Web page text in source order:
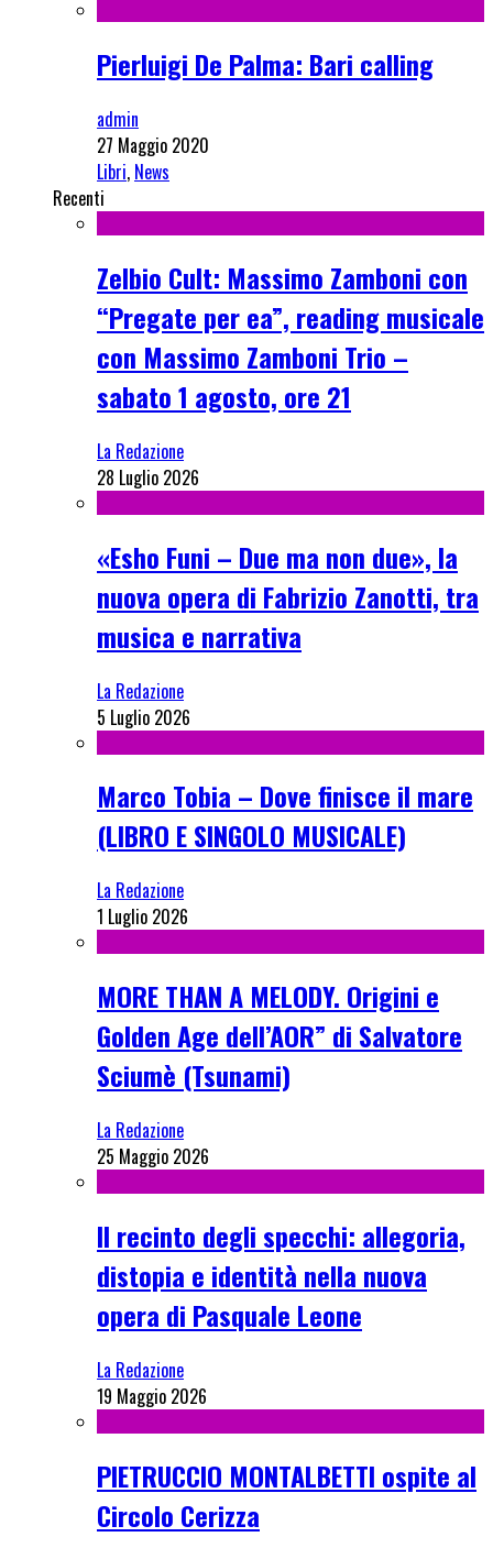
Pierluigi De Palma: Bari calling
admin
27 Maggio 2020
Libri, News
Recenti
Zelbio Cult: Massimo Zamboni con
“Pregate per ea”, reading musicale
con Massimo Zamboni Trio –
sabato 1 agosto, ore 21
La Redazione
28 Luglio 2026
«Esho Funi – Due ma non due», la
nuova opera di Fabrizio Zanotti, tra
musica e narrativa
La Redazione
5 Luglio 2026
Marco Tobia – Dove finisce il mare
(LIBRO E SINGOLO MUSICALE)
La Redazione
1 Luglio 2026
MORE THAN A MELODY. Origini e
Golden Age dell’AOR” di Salvatore
Sciumè (Tsunami)
La Redazione
25 Maggio 2026
Il recinto degli specchi: allegoria,
distopia e identità nella nuova
opera di Pasquale Leone
La Redazione
19 Maggio 2026
PIETRUCCIO MONTALBETTI ospite al
Circolo Cerizza